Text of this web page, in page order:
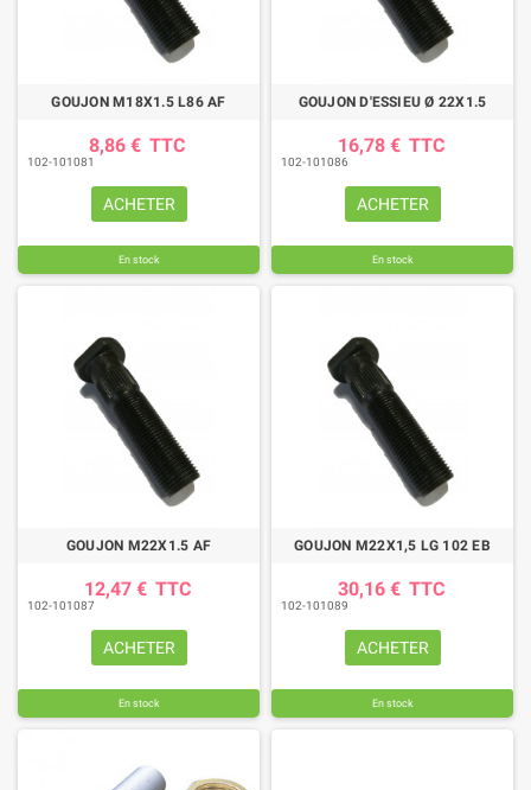
(1 avis)
GOUJON M18X1.5 L86 AF
8,86 € TTC
102-101081
ACHETER
En stock
GOUJON D'ESSIEU Ø 22X1.5
16,78 € TTC
102-101086
ACHETER
En stock
GOUJON M22X1.5 AF
12,47 € TTC
102-101087
ACHETER
En stock
GOUJON M22X1,5 LG 102 EB
30,16 € TTC
102-101089
ACHETER
En stock